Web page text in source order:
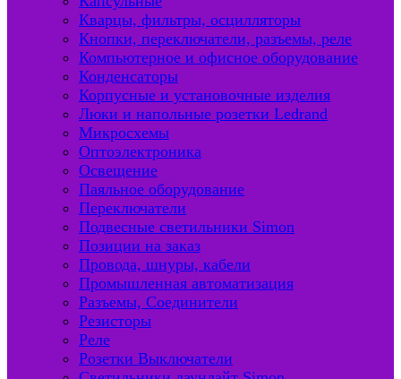
Кварцы, фильтры, осцилляторы
Кнопки, переключатели, разъемы, реле
Компьютерное и офисное оборудование
Конденсаторы
Корпусные и установочные изделия
Люки и напольные розетки Ledrand
Микросхемы
Оптоэлектроника
Освещение
Паяльное оборудование
Переключатели
Подвесные светильники Simon
Позиции на заказ
Провода, шнуры, кабели
Промышленная автоматизация
Разъемы, Соединители
Резисторы
Реле
Розетки Выключатели